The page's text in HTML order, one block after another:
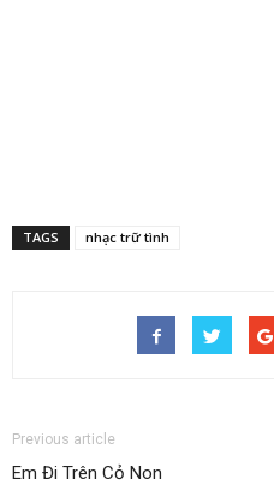
TAGS nhạc trữ tình
Previous article
Em Đi Trên Cỏ Non